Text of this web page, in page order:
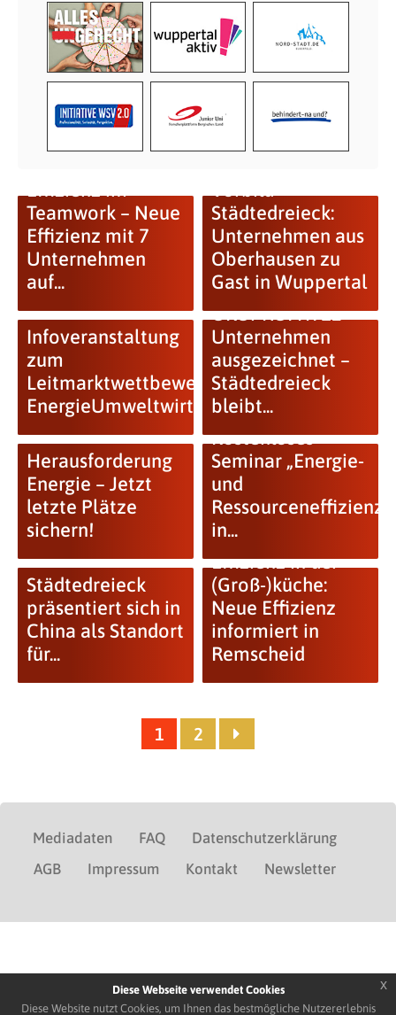
Effizienz im
Teamwork – Neue
Effizienz mit 7
Unternehmen
auf...
Vorbild
Städtedreieck:
Unternehmen aus
Oberhausen zu
Gast in Wuppertal
Infoveranstaltung
zum
Leitmarktwettbewerb
EnergieUmweltwirtschaft.NRW
ÖKOPROFIT: 12
Unternehmen
ausgezeichnet –
Städtedreieck
bleibt...
Herausforderung
Energie – Jetzt
letzte Plätze
sichern!
Kostenloses
Seminar „Energie-
und
Ressourceneffizienz
in...
Städtedreieck
präsentiert sich in
China als Standort
für...
Effizienz in der
(Groß-)küche:
Neue Effizienz
informiert in
Remscheid
1 2
Mediadaten FAQ
Datenschutzerklärung
AGB
Impressum Kontakt Newsletter
Diese Webseite verwendet Cookies
Diese Website nutzt Cookies, um Ihnen das bestmögliche Nutzererlebnis
x